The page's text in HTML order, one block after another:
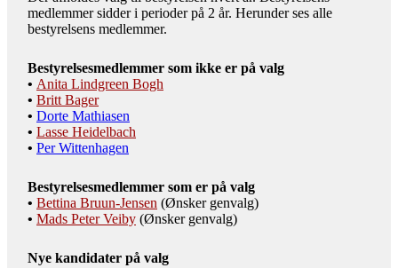
medlemmer sidder i perioder på 2 år. Herunder ses alle
bestyrelsens medlemmer.
Bestyrelsesmedlemmer som ikke er på valg
• Anita Lindgreen Bogh
• Britt Bager
• Dorte Mathiasen
• Lasse Heidelbach
• Per Wittenhagen
Bestyrelsesmedlemmer som er på valg
• Bettina Bruun-Jensen (Ønsker genvalg)
• Mads Peter Veiby (Ønsker genvalg)
Nye kandidater på valg